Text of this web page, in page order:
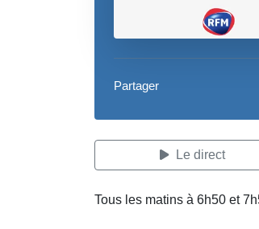
Partager
Le direct
Tous les matins à 6h50 et